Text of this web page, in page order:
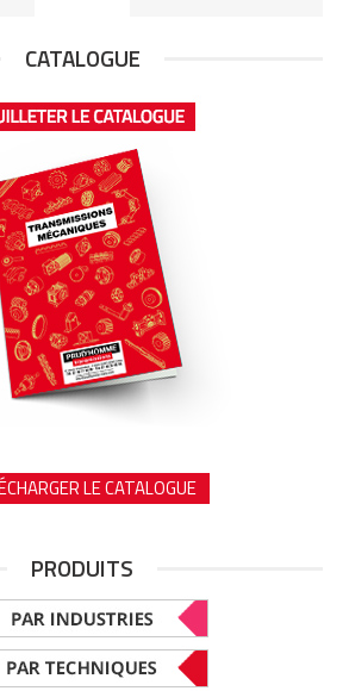
CATALOGUE
LE CATALOGUE
PRODUITS